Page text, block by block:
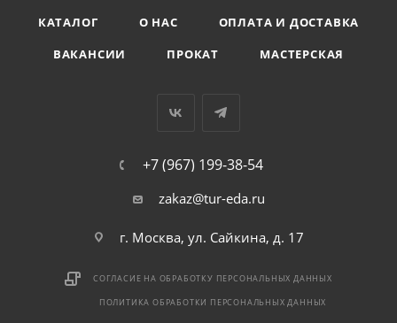
КАТАЛОГ О НАС
ОПЛАТА И ДОСТАВКА
ВАКАНСИИ
ПРОКАТ МАСТЕРСКАЯ
+7 (967) 199-38-54
zakaz@tur-eda.ru
г. Москва, ул. Сайкина, д. 17
СОГЛАСИЕ НА ОБРАБОТКУ ПЕРСОНАЛЬНЫХ ДАННЫХ
ПОЛИТИКА ОБРАБОТКИ ПЕРСОНАЛЬНЫХ ДАННЫХ